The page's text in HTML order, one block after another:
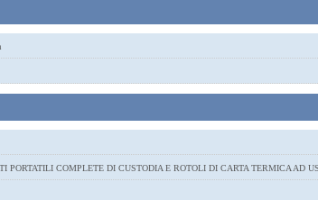
PORTATILI COMPLETE DI CUSTODIA E ROTOLI DI CARTA TERMICA AD